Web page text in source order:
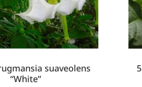
suaveolens
“White”